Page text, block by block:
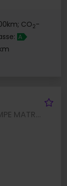
CO2-
A
Elroq 60 SPORTLINE AHK WÄRMEPUMPE MATRIXLED LM20